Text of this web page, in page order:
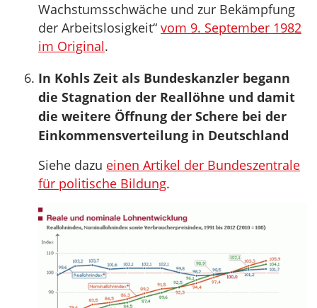
Wachstumsschwäche und zur Bekämpfung
der Arbeitslosigkeit“ vom 9. September 1982
im Original.
In Kohls Zeit als Bundeskanzler begann
die Stagnation der Reallöhne und damit
die weitere Öffnung der Schere bei der
Einkommensverteilung in Deutschland
Siehe dazu einen Artikel der Bundeszentrale
für politische Bildung.